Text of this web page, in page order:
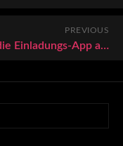
PREVIOUS
Apple Einladungen: So nutzt ihr die Einladungs-App auf eurem iPhone